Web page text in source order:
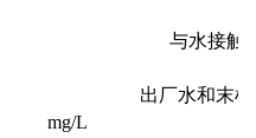
mg/L
与水接触
出厂水和末